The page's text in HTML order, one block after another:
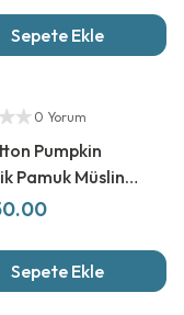
Sepete Ekle
0 Yorum
Pumpkin
Pamuk Müslin
Bebek Nevresim Seti
Sepete Ekle